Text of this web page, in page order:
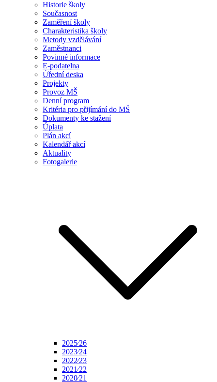
Historie školy
Současnost
Zaměření školy
Charakteristika školy
Metody vzdělávání
Zaměstnanci
Povinné informace
E-podatelna
Úřední deska
Projekty
Provoz MŠ
Denní program
Kritéria pro přijímání do MŠ
Dokumenty ke stažení
Úplata
Plán akcí
Kalendář akcí
Aktuality
Fotogalerie
2025⁄26
2023⁄24
2022⁄23
2021⁄22
2020⁄21